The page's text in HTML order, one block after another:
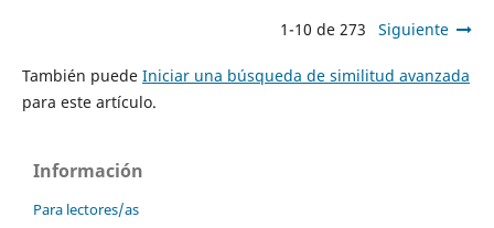
1-10 de 273 Siguiente
También puede Iniciar una búsqueda de similitud avanzada
para este artículo.
Información
Para lectores/as